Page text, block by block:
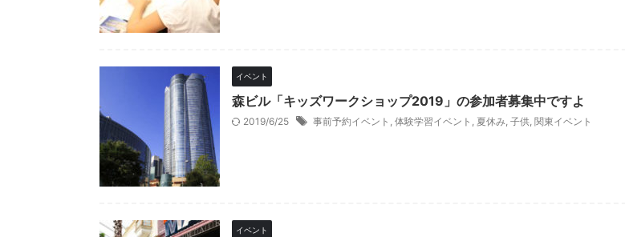
イベント
森ビル「キッズワークショップ2019」の参加者募集中ですよ
2019/6/25 事前予約イベント , 体験学習イベント , 夏休み, 子供, 関東イベント
イベント